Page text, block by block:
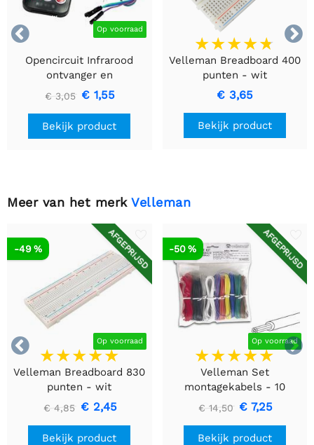

 Op voorraad
Opencircuit Infrarood
ontvanger en
afstandsbediening kit
€ 3,05 € 1,55
Bekijk product
Velleman Breadboard 400
punten - wit
€ 3,65
Bekijk product
Meer van het merk Velleman


AFGEPRIJSD
Op voorraad
-49 %
Velleman Breadboard 830
punten - wit
€ 4,85 € 2,45
Bekijk product
AFGEPRIJSD
Op voorraad
-50 %
Velleman Set
montagekabels - 10
kleuren - 60m - flexibele
kern (multi core)
€ 14,50 € 7,25
Bekijk product